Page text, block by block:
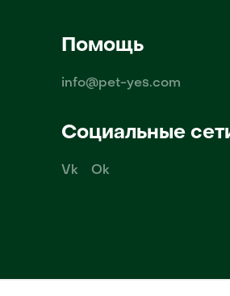
Помощь
info@pet-yes.com
Социальные
Vk Ok